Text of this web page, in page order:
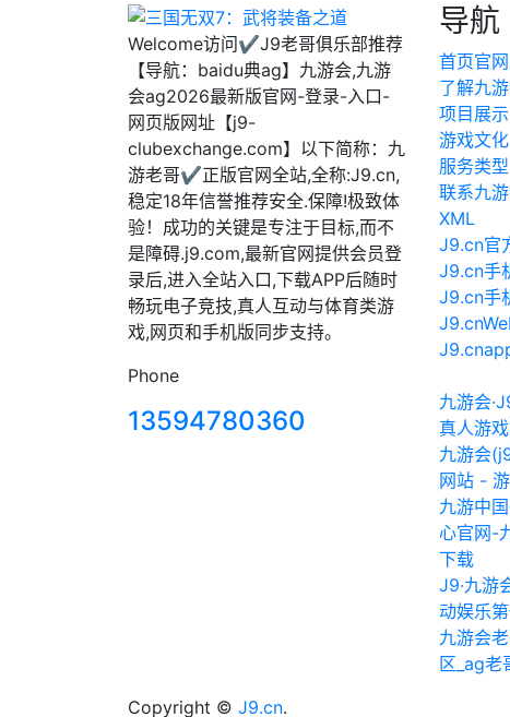
Welcome访问✔J9老哥俱乐部推荐
【导航：baidu典ag】九游会,九游
会ag2026最新版官网-登录-入口-
网页版网址【j9-
clubexchange.com】以下简称：九
游老哥✔正版官网全站,全称:J9.cn,
稳定18年信誉推荐安全.保障!极致体
验！成功的关键是专注于目标,而不
是障碍.j9.com,最新官网提供会员登
录后,进入全站入口,下载APP后随时
畅玩电子竞技,真人互动与体育类游
戏,网页和手机版同步支持。
Phone
13594780360
导航
首页官
了解九
项目展示
游戏文化
服务类型
联系九
XML
J9.cn官
J9.cn手
J9.cn手
九游会
真人游
九游会
网站 -
九游中
心官网-
下载
J9·九游
动娱乐
九游会
区_ag老
Copyright © J9.cn.